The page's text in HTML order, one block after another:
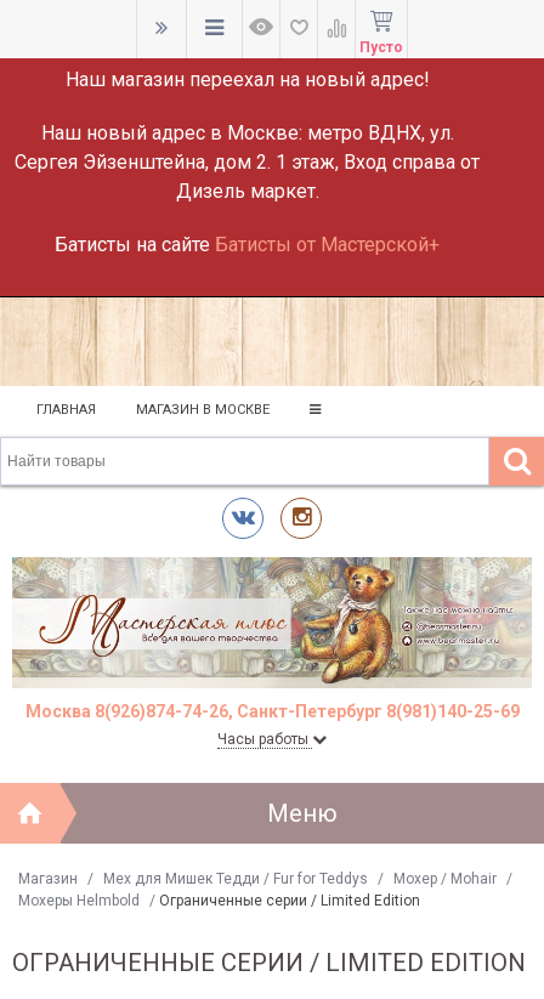
ВНИМАНИЕ!
Наш магазин переехал на новый адрес!
Наш новый адрес в Москве: метро ВДНХ, ул.
Сергея Эйзенштейна, дом 2. 1 этаж, Вход справа от
Дизель маркет.
Батисты на сайте Батисты от Мастерской+
Пусто
ГЛАВНАЯ МАГАЗИН В МОСКВЕ
Москва 8(926)874-74-26, Санкт-Петербург 8(981)140-25-69
Часы работы
Меню
Магазин / Мех для Мишек Тедди / Fur for Teddys / Моxер / Mohair
/
Мохеры Helmbold
/ Ограниченные серии / Limited Edition
ОГРАНИЧЕННЫЕ СЕРИИ / LIMITED EDITION